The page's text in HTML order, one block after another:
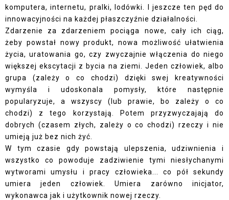
komputera, internetu, pralki, lodówki. I jeszcze ten pęd do
innowacyjności na każdej płaszczyźnie działalności.
Zdarzenie za zdarzeniem pociąga nowe, cały ich ciąg,
żeby powstał nowy produkt, nowa możliwość ułatwienia
życia, uratowania go, czy zwyczajnie włączenia do niego
większej ekscytacji z bycia na ziemi. Jeden człowiek, albo
grupa (zależy o co chodzi) dzięki swej kreatywności
wymyśla i udoskonala pomysły, które następnie
popularyzuje, a wszyscy (lub prawie, bo zależy o co
chodzi) z tego korzystają. Potem przyzwyczajają do
dobrych (czasem złych, zależy o co chodzi) rzeczy i nie
umieją już bez nich żyć.
W tym czasie gdy powstają ulepszenia, udziwnienia i
wszystko co powoduje zadziwienie tymi niesłychanymi
wytworami umysłu i pracy człowieka... co pół sekundy
umiera jeden człowiek. Umiera zarówno inicjator,
wykonawca jak i użytkownik nowej rzeczy.